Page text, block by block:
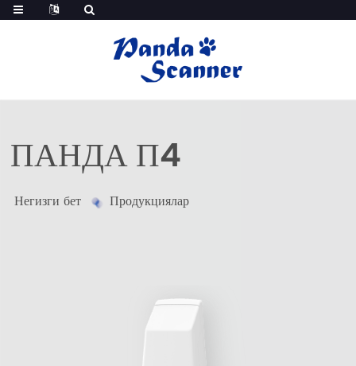
ПАНДА П4
Негизги бет Продукциялар